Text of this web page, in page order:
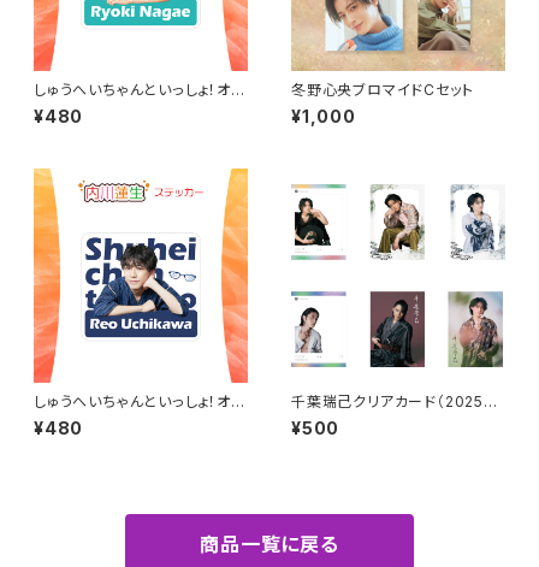
しゅうへいちゃんといっしょ！オリ
ジナルステッカー（長江崚行）
¥480
冬野心央ブロマイドCセット
¥1,000
しゅうへいちゃんといっしょ！オリ
ジナルステッカー（内川蓮生）
¥480
千葉瑞己クリアカード（2025年
4月始まりカレンダーアザーカッ
ト）
¥500
商品一覧に戻る